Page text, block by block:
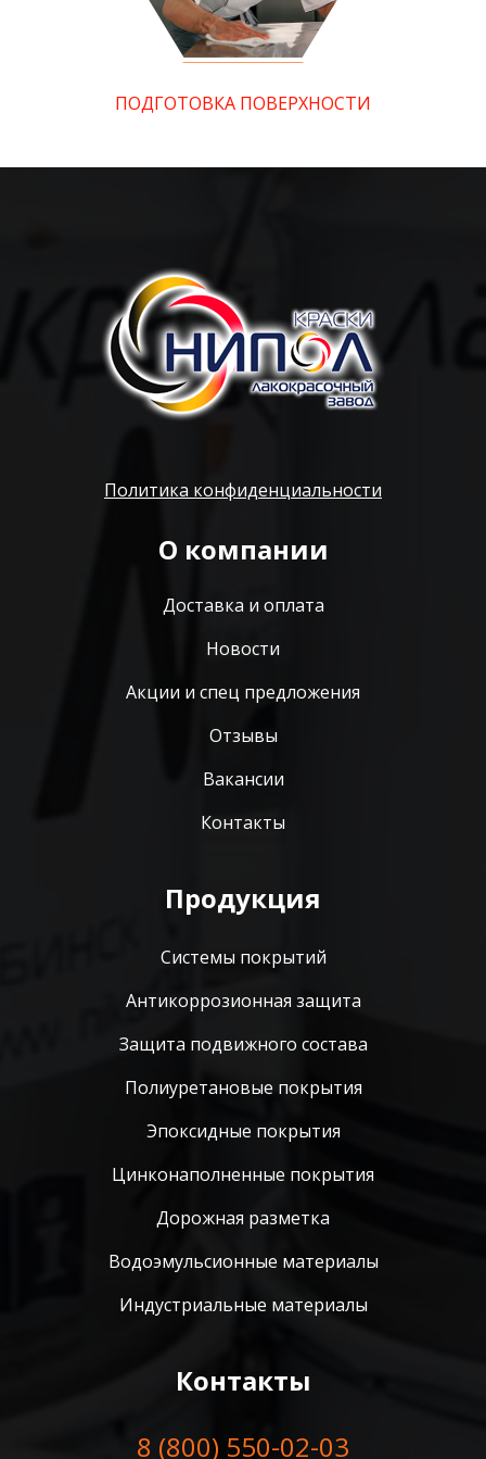
ПОДГОТОВКА ПОВЕРХНОСТИ
Политика конфиденциальности
О компании
Доставка и оплата
Новости
Акции и спец предложения
Отзывы
Вакансии
Контакты
Продукция
Системы покрытий
Антикоррозионная защита
Защита подвижного состава
Полиуретановые покрытия
Эпоксидные покрытия
Цинконаполненные покрытия
Дорожная разметка
Водоэмульсионные материалы
Индустриальные материалы
Контакты
8 (800) 550-02-03